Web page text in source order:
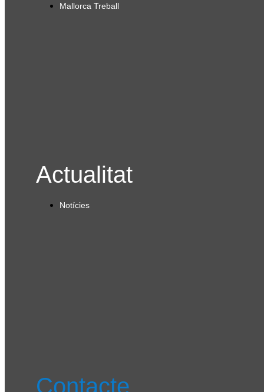
Mallorca Treball
Actualitat
Notícies
Contacte